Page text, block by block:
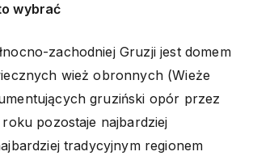
wybrać
zachodniej Gruzji jest domem
wież obronnych (Wieże
gruziński opór przez
pozostaje najbardziej
tradycyjnym regionem